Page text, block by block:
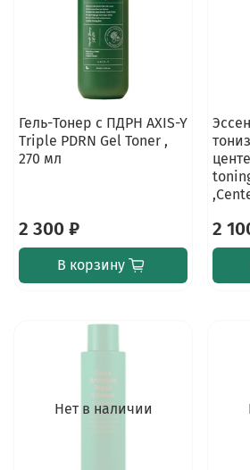
Гель-Тонер с ПДРН AXIS-Y
Triple PDRN Gel Toner ,
270 мл
2 300 ₽
В корзину
2
Нет в наличии